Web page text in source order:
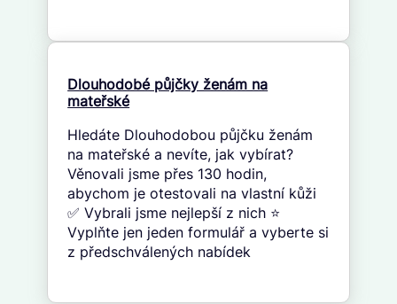
Dlouhodobé půjčky ženám na
mateřské
Hledáte Dlouhodobou půjčku ženám
na mateřské a nevíte, jak vybírat?
Věnovali jsme přes 130 hodin,
abychom je otestovali na vlastní kůži
✅ Vybrali jsme nejlepší z nich ⭐
Vyplňte jen jeden formulář a vyberte si
z předschválených nabídek